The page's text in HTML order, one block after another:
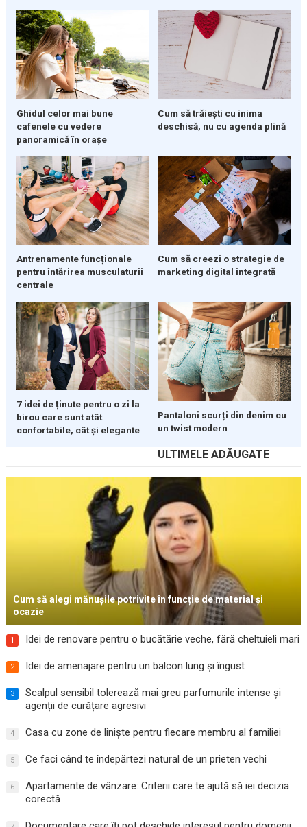
Ghidul celor mai bune
cafenele cu vedere
panoramică în orașe
Cum să trăiești cu inima
deschisă, nu cu agenda plină
Antrenamente funcționale
pentru întărirea musculaturii
centrale
Cum să creezi o strategie de
marketing digital integrată
7 idei de ținute pentru o zi la
birou care sunt atât
confortabile, cât și elegante
Pantaloni scurți din denim cu
un twist modern
ULTIMELE ADĂUGATE
Cum să alegi mănușile potrivite în funcție de material și
ocazie
1 Idei de renovare pentru o bucătărie veche, fără cheltuieli mari
2 Idei de amenajare pentru un balcon lung și îngust
3
Scalpul sensibil tolerează mai greu parfumurile intense și
agenții de curățare agresivi
4 Casa cu zone de liniște pentru fiecare membru al familiei
5 Ce faci când te îndepărtezi natural de un prieten vechi
6
Apartamente de vânzare: Criterii care te ajută să iei decizia
corectă